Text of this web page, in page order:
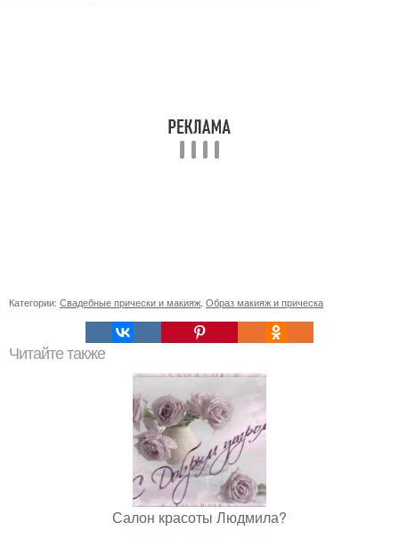
Категории: Свадебные прически и макияж Образ макияж и прическа
Читайте также
Салон красоты Людмила?